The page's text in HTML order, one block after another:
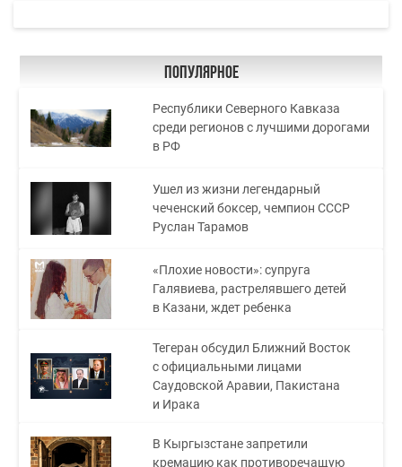
Популярное
Республики Северного Кавказа
среди регионов с лучшими дорогами
в РФ
Ушел из жизни легендарный
чеченский боксер, чемпион СССР
Руслан Тарамов
«Плохие новости»: супруга
Галявиева, растрелявшего детей
в Казани, ждет ребенка
Тегеран обсудил Ближний Восток
с официальными лицами
Саудовской Аравии, Пакистана
и Ирака
В Кыргызстане запретили
кремацию как противоречащую